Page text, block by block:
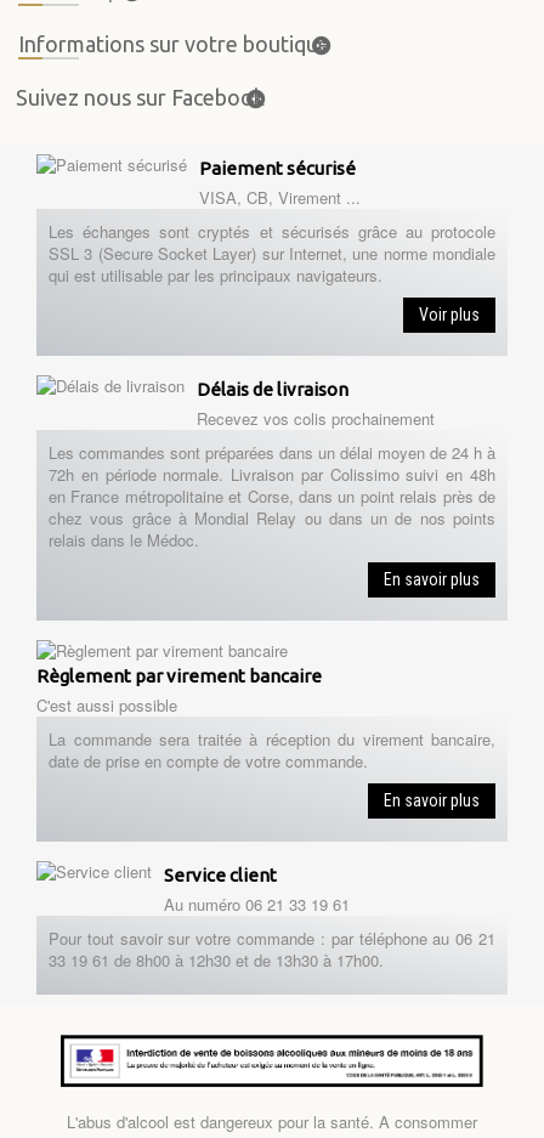
Informations sur votre boutique
Suivez nous sur Facebook
Paiement sécurisé
VISA, CB, Virement ...
Les échanges sont cryptés et sécurisés grâce au protocole
SSL 3 (Secure Socket Layer) sur Internet, une norme mondiale
qui est utilisable par les principaux navigateurs.
Voir plus
Délais de livraison
Recevez vos colis prochainement
Les commandes sont préparées dans un délai moyen de 24 h à
72h en période normale. Livraison par Colissimo suivi en 48h
en France métropolitaine et Corse, dans un point relais près de
chez vous grâce à Mondial Relay ou dans un de nos points
relais dans le Médoc.
En savoir plus
Règlement par virement bancaire
C'est aussi possible
La commande sera traitée à réception du virement bancaire,
date de prise en compte de votre commande.
En savoir plus
Service client
Au numéro 06 21 33 19 61
Pour tout savoir sur votre commande : par téléphone au 06 21
33 19 61 de 8h00 à 12h30 et de 13h30 à 17h00.
L'abus d'alcool est dangereux pour la santé. A consommer